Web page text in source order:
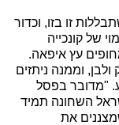
זו בזו, וכדור
של קונכייה
עץ איפאה.
וממנה ניתזים
"מדובר בפסל
השחונה תמיד
את